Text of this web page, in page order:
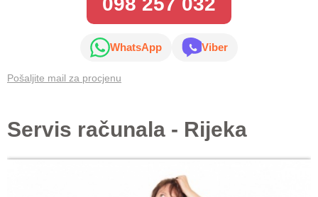
WhatsApp Viber
Pošaljite mail za procjenu
Servis računala - Rijeka